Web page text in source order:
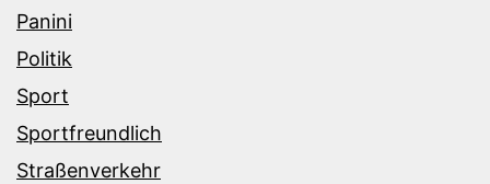
Panini
Politik
Sport
Sportfreundlich
Straßenverkehr